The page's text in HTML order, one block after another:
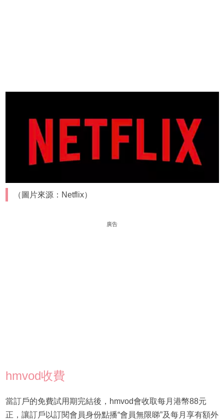
（圖片來源：Netflix）
廣告
hmvod收費
當訂戶的免費試用期完結後，hmvod會收取每月港幣88元
正，讓訂戶以訂閱會員身份點播“會員無限睇”及每月享有額外